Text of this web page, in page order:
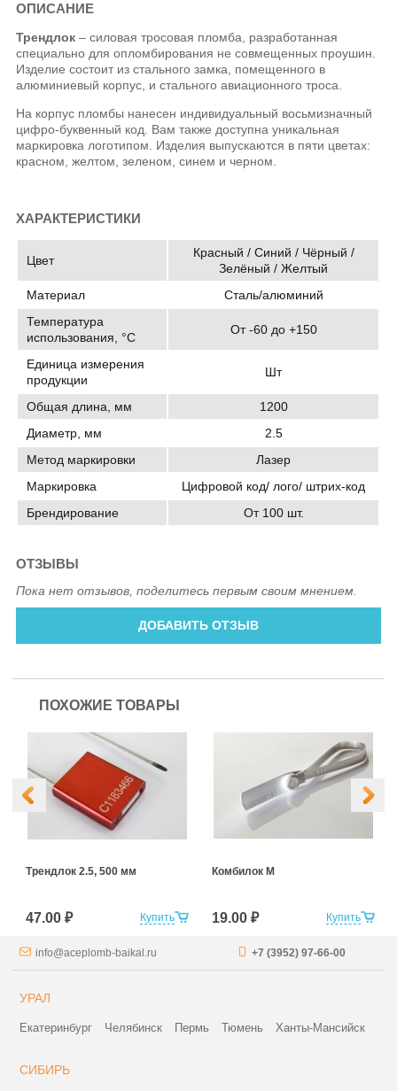
ОПИСАНИЕ
Трендлок – силовая тросовая пломба, разработанная
специально для опломбирования не совмещенных проушин.
Изделие состоит из стального замка, помещенного в
алюминиевый корпус, и стального авиационного троса.
На корпус пломбы нанесен индивидуальный восьмизначный
цифро-буквенный код. Вам также доступна уникальная
маркировка логотипом. Изделия выпускаются в пяти цветах:
красном, желтом, зеленом, синем и черном.
ХАРАКТЕРИСТИКИ
Цвет
Красный / Синий / Чёрный /
Зелёный / Желтый
Материал
Сталь/алюминий
Температура
использования, °C
От -60 до +150
Единица измерения
продукции
Шт
Общая длина, мм
1200
Диаметр, мм
2.5
Метод маркировки
Лазер
Маркировка
Цифровой код/ лого/ штрих-код
Брендирование
От 100 шт.
ОТЗЫВЫ
Пока нет отзывов, поделитесь первым своим мнением.
ДОБАВИТЬ ОТЗЫВ
ПОХОЖИЕ ТОВАРЫ
Купить
Трендлок 2.5, 500 мм
47.00 ₽ Купить
Комбилок М
19.00 ₽
info@aceplomb-baikal.ru +7 (3952) 97-66-00
УРАЛ
Екатеринбург Челябинск Пермь Тюмень Ханты-Мансийск
СИБИРЬ